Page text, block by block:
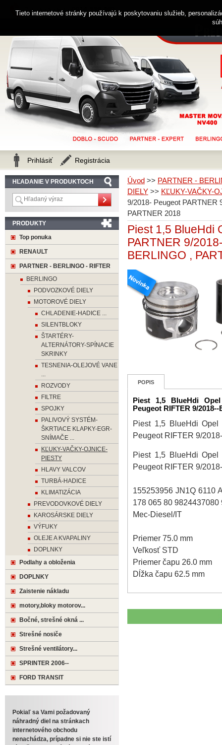
Úvod >> PARTNER -
DIELY >> KĽUKY-VAČKY-
9/2018- Peugeot PARTNER
PARTNER 2018
Piest 1,5 BlueHdi
PARTNER 9/
BERLINGO ,
POPIS
Piest 1,5 BlueHdi Opel
Peugeot RIFTER 9/
Piest 1,5 BlueHdi Opel
Peugeot RIFTER 9/
Piest 1,5 BlueHdi Opel
Peugeot RIFTER 9/
155253956 JN1Q 6110
178 065 80
Mec-Diesel/IT
Priemer 75.0 mm
Veľkosť STD
Priemer čapu 26.0 mm
Dĺžka čapu 62.5 mm
HĽADANIE V PRODUKTOCH
PRODUKTY
Top ponuka
RENAULT
PARTNER - BERLINGO - RIFTER
BERLINGO
PODVOZKOVÉ DIELY
MOTOROVÉ DIELY
CHLADENIE-HADICE ...
SILENTBLOKY
ŠTARTÉRY-
ALTERNÁTORY-SPÍNACIE
SKRINKY
TESNENIA-OLEJOVÉ VANE
...
ROZVODY
FILTRE
SPOJKY
PALIVOVÝ SYSTÉM-
ŠKRTIACE KLAPKY-EGR-
SNÍMAČE ...
KĽUKY-VAČKY-OJNICE-
PIESTY
HLAVY VALCOV
TURBÁ-HADICE
KLIMATIZÁCIA
PREVODOVKOVÉ DIELY
KAROSÁRSKE DIELY
VÝFUKY
OLEJE A KVAPALINY
DOPLNKY
Podlahy a obloženia
DOPLNKY
Zaistenie nákladu
motory,bloky motorov...
Bočné, strešné okná ...
Strešné nosiče
Strešné ventilátory...
SPRINTER 2006--
FORD TRANSIT
Pokiaľ sa Vami požadovaný
náhradný diel na stránkach
internetového obchodu
nenachádza, prípadne si nie ste istí
Zákaznícka linka 0914 238 482
Prihlásiť Registrácia
Tieto internetové stránky používajú k poskytovaniu služieb,